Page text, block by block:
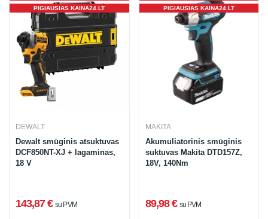
PIGIAUSIAS KAINA24.LT
DEWALT
Dewalt smūginis atsuktuvas
DCF850NT-XJ + lagaminas,
18 V
143,87 € su PVM
PIGIAUSIAS KAINA24.LT
MAKITA
Akumuliatorinis smūginis
suktuvas Makita DTD157Z,
18V, 140Nm
89,98 € su PVM